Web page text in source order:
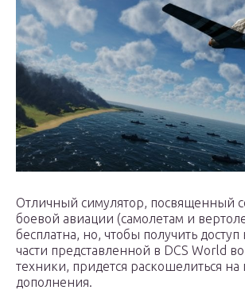
Отличный симулятор, посвященный
боевой авиации (самолетам и
бесплатна, но, чтобы получить
части представленной в DCS World
техники, придется раскошелиться на
дополнения.